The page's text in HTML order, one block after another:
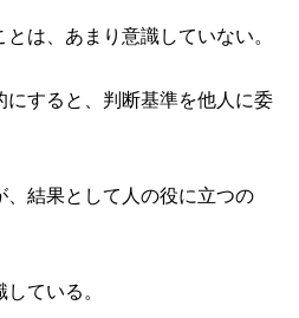
は、あまり意識していない。
にすると、判断基準を他人に委
、結果として人の役に立つの
ている。